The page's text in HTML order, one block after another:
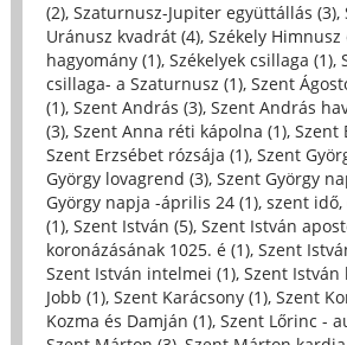
(2), Szaturnusz-Jupiter együttállás (3),
Uránusz kvadrát (4), Székely Himnusz
hagyomány (1), Székelyek csillaga (1),
csillaga- a Szaturnusz (1), Szent
(1), Szent András (3), Szent András
(3), Szent Anna réti kápolna (1), Szent
Szent Erzsébet rózsája (1), Szent
György lovagrend (3), Szent György
György napja -április 24 (1), szent idő,
(1), Szent István (5), Szent István
koronázásának 1025. é (1), Szent
Szent István intelmei (1), Szent István
Jobb (1), Szent Karácsony (1), Szent
Kozma és Damján (1), Szent Lőrinc -